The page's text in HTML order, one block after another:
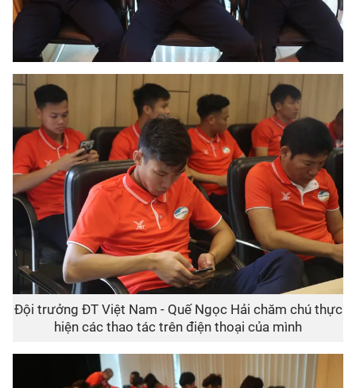
Đội trưởng ĐT Việt Nam - Quế Ngọc Hải chăm chú thực
hiện các thao tác trên điện thoại của mình